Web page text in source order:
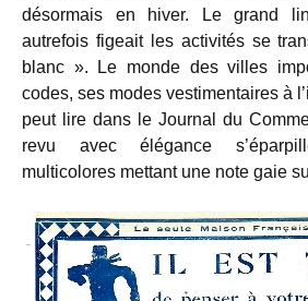
désormais en hiver. Le grand
autrefois figeait les activités se
blanc ». Le monde des villes
codes, ses modes vestimentaires à
peut lire dans le Journal du
revu avec élégance
multicolores mettant une note gaie